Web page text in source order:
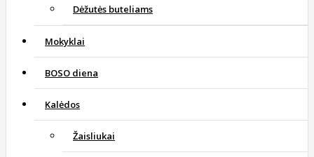
Dėžutės buteliams
Mokyklai
BOSO diena
Kalėdos
Žaisliukai